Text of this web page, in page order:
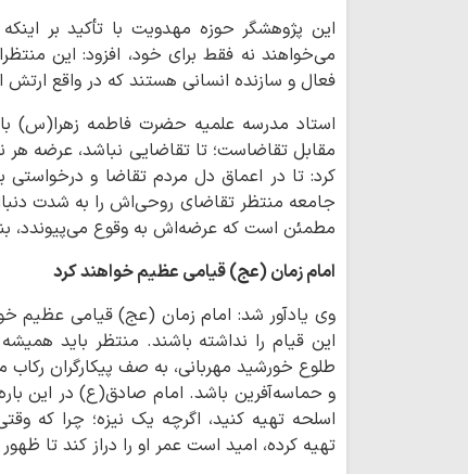
این پژوهشگر حوزه مهدویت با تأکید بر
می‌خواهند نه فقط برای خود، افزود: این
فعال و سازنده انسانی هستند که در واقع
استاد مدرسه علمیه حضرت فاطمه زهرا(س) با
مقابل تقاضاست؛ تا تقاضایی نباشد، عرضه هر
کرد: تا در اعماق دل مردم تقاضا و درخواستی
جامعه منتظر تقاضای روحی‌اش را به شدت
مطمئن است که عرضه‌اش به وقوع می‌پیوندد،
امام زمان (عج) قیامی عظیم خواهند کرد
وی یادآور شد: امام زمان (عج) قیامی عظیم
این قیام را نداشته باشند. منتظر باید
طلوع خورشید مهربانی، به صف پیکارگران
و حماسه‌آفرین باشد. امام صادق(ع) در این
اسلحه تهیه کنید، اگرچه یک نیزه؛ چرا که
تهیه کرده، امید است عمر او را دراز کند تا